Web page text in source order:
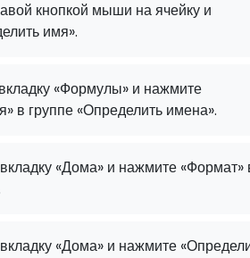
кнопкой мыши на ячейку и
имя».
«Формулы» и нажмите
в группе «Определить имена».
«Дома» и нажмите «Формат»
«Дома» и нажмите